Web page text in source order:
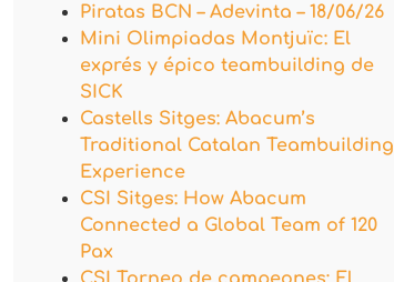
Piratas BCN – Adevinta – 18/06/26
Mini Olimpiadas Montjuïc: El
exprés y épico teambuilding de
SICK
Castells Sitges: Abacum’s
Traditional Catalan Teambuilding
Experience
CSI Sitges: How Abacum
Connected a Global Team of 120
Pax